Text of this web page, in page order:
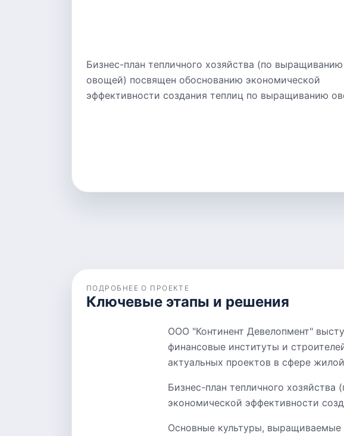
Бизнес-план тепличного хозяйства (по выращиванию
овощей) посвящен обоснованию экономической
эффективности создания теплиц по выращиванию
ПОДРОБНЕЕ О ПРОЕКТЕ
Ключевые этапы и решения
ООО "Континент Девелопмент"
финансовые институты и
актуальных проектов в сфере
Бизнес-план тепличного
экономической эффективности
Основные культуры,